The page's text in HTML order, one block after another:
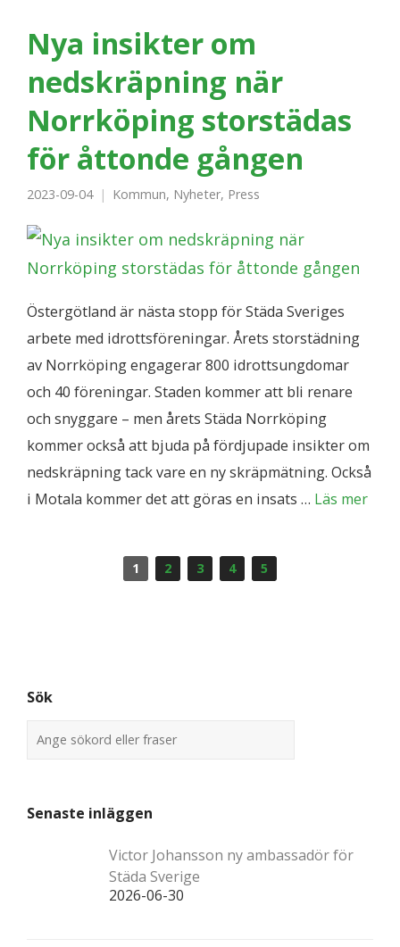
Nya insikter om
nedskräpning när
Norrköping storstädas
för åttonde gången
2023-09-04 Kommun, Nyheter, Press
Östergötland är nästa stopp för Städa Sveriges
arbete med idrottsföreningar. Årets storstädning
av Norrköping engagerar 800 idrottsungdomar
och 40 föreningar. Staden kommer att bli renare
och snyggare – men årets Städa Norrköping
kommer också att bjuda på fördjupade insikter om
nedskräpning tack vare en ny skräpmätning. Också
i Motala kommer det att göras en insats … Läs mer
1 2 3 4 5
Sök
Senaste inläggen
Victor Johansson ny ambassadör för
Städa Sverige
2026-06-30